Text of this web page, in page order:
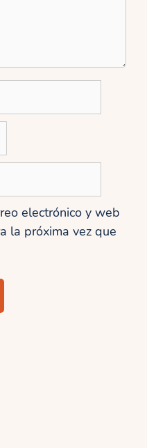
electrónico y web
la próxima vez que